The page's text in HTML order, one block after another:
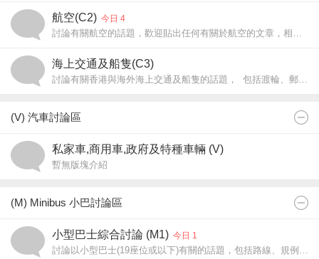
航空(C2) 今日 4
討論有關航空的話題，歡迎貼出任何有關於航空的文章，相片，遊記和任何對航空 公司的疑問和意見。
海上交通及船隻(C3)
討論有關香港與海外海上交通及船隻的話題， 包括渡輪、郵輪、政府船隻和貨船以及與其相 關的碼頭設施的文章和相片。
(V) 汽車討論區
私家車,商用車,政府及特種車輛 (V)
暫無版塊介紹
(M) Minibus 小巴討論區
小型巴士綜合討論 (M1) 今日 1
討論以小型巴士(19座位或以下)有關的話題，包括路線、規例和車型。 問路文章請往「問路專區(A19)」，19座位或以上巴士的話題請往「香港巴士討論 (B2)」。